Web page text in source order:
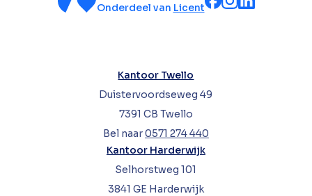
Onderdeel van Licent
Kantoor Twello
Duistervoordseweg 49
7391 CB Twello
Bel naar0571 274 440
Kantoor Harderwijk
Selhorstweg 101
3841 GE Harderwijk